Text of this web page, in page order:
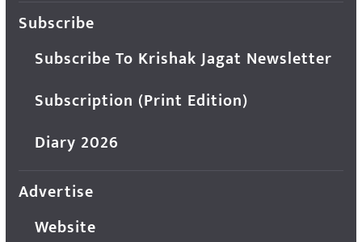
Subscribe
Subscribe To Krishak Jagat Newsletter
Subscription (Print Edition)
Diary 2026
Advertise
Website